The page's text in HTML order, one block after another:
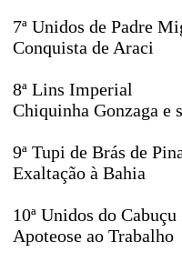
7ª Unidos de Padre
Conquista de Araci
8ª Lins Imperial
Chiquinha Gonzaga e
9ª Tupi de Brás de
Exaltação à Bahia
10ª Unidos do Cabuçu
Apoteose ao Trabalho